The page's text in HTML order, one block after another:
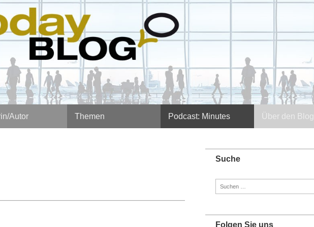
Autor Themen Podcast: Minutes Über den Blog
Suche
Folgen Sie uns